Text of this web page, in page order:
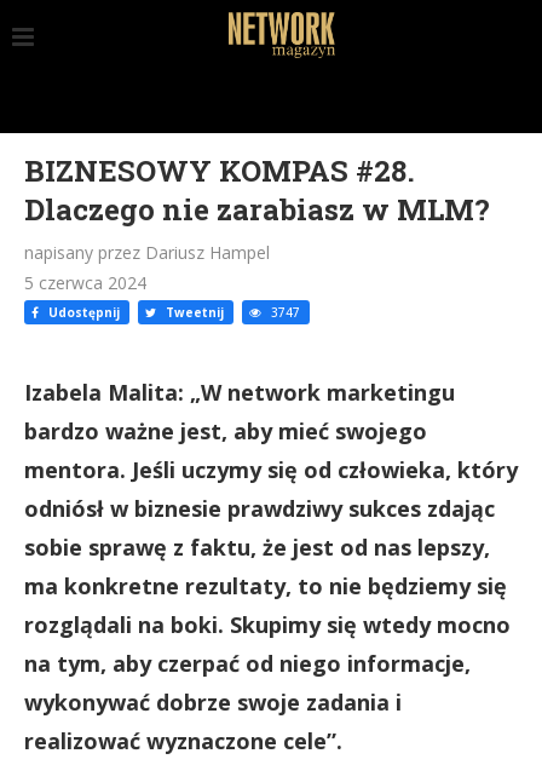
BIZNESOWY KOMPAS #28.
Dlaczego nie zarabiasz w MLM?
napisany przez Dariusz Hampel
5 czerwca 2024
Udostępnij Tweetnij 3747
Izabela Malita: „W network marketingu
bardzo ważne jest, aby mieć swojego
mentora. Jeśli uczymy się od człowieka, który
odniósł w biznesie prawdziwy sukces zdając
sobie sprawę z faktu, że jest od nas lepszy,
ma konkretne rezultaty, to nie będziemy się
rozglądali na boki. Skupimy się wtedy mocno
na tym, aby czerpać od niego informacje,
wykonywać dobrze swoje zadania i
realizować wyznaczone cele”.